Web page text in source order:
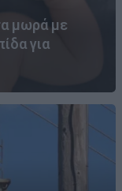
μωρά με
για